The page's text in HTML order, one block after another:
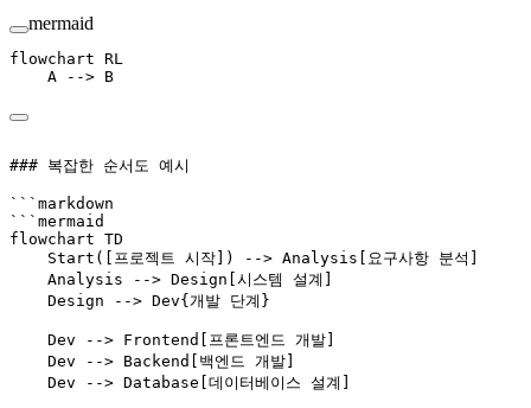
mermaid
flowchart RL
    A --> B
### 복잡한 순서도 예시
```markdown
```mermaid
flowchart TD
    Start([프로젝트 시작]) --> Analysis[요구사항 분석]
    Analysis --> Design[시스템 설계]
    Design --> Dev{개발 단계}
    Dev --> Frontend[프론트엔드 개발]
    Dev --> Backend[백엔드 개발]
    Dev --> Database[데이터베이스 설계]